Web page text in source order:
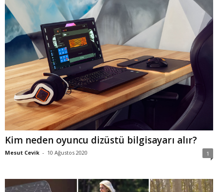
Kim neden oyuncu dizüstü bilgisayarı alır?
Mesut Cevik - 10 Ağustos 2020 1